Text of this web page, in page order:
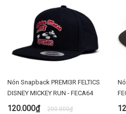
Nón Snapback PREMI3R FELTICS
DISNEY MICKEY RUN - FECA64
120.000₫ 200.000₫